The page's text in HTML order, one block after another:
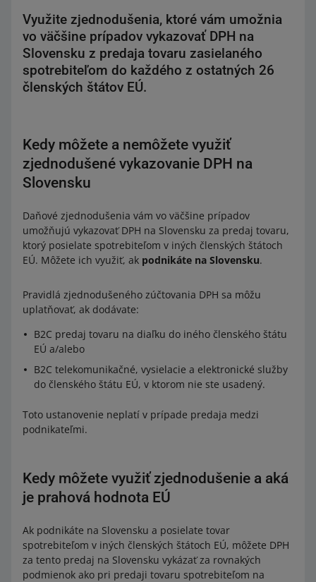
Využite zjednodušenia, ktoré vám umožnia
vo väčšine prípadov vykazovať DPH na
Slovensku z predaja tovaru zasielaného
spotrebiteľom do každého z ostatných 26
členských štátov EÚ.
Kedy môžete a nemôžete využiť
zjednodušené vykazovanie DPH na
Slovensku
Daňové zjednodušenia vám vo väčšine prípadov
umožňujú vykazovať DPH na Slovensku za predaj tovaru,
ktorý posielate spotrebiteľom v iných členských štátoch
EÚ. Môžete ich využiť, ak podnikáte na Slovensku.
Pravidlá zjednodušeného zúčtovania DPH sa môžu
uplatňovať, ak dodávate:
B2C predaj tovaru na diaľku do iného členského štátu
EÚ a/alebo
B2C telekomunikačné, vysielacie a elektronické služby
do členského štátu EÚ, v ktorom nie ste usadený.
Toto ustanovenie neplatí v prípade predaja medzi
podnikateľmi.
Kedy môžete využiť zjednodušenie a aká
je prahová hodnota EÚ
Ak podnikáte na Slovensku a posielate tovar
spotrebiteľom v iných členských štátoch EÚ, môžete DPH
za tento predaj na Slovensku vykázať za rovnakých
podmienok ako pri predaji tovaru spotrebiteľom na